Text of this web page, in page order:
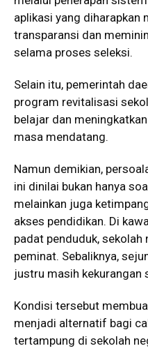
aplikasi yang diharapkan
transparansi dan
selama proses seleksi.
Selain itu, pemerintah
program revitalisasi
belajar dan
masa mendatang.
Namun demikian,
ini dinilai bukan hanya
melainkan juga
akses pendidikan. Di
padat penduduk,
peminat. Sebaliknya,
justru masih kekurangan
Kondisi tersebut
menjadi alternatif bagi
tertampung di sekolah